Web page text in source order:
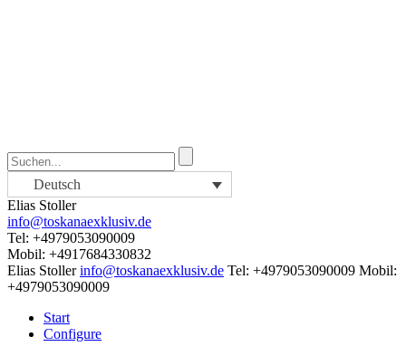
Deutsch
Elias Stoller
info@toskanaexklusiv.de
Tel: +4979053090009
Mobil: +4917684330832
Elias Stoller info@toskanaexklusiv.de Tel: +4979053090009 Mobil:
+4979053090009
Start
Configure